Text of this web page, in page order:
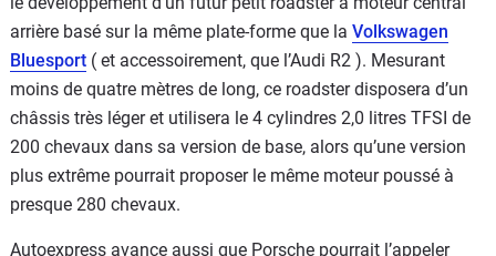
arrière basé sur la même plate-forme que la Volkswagen
Bluesport ( et accessoirement, que l’Audi R2 ). Mesurant
moins de quatre mètres de long, ce roadster disposera d’un
châssis très léger et utilisera le 4 cylindres 2,0 litres TFSI de
200 chevaux dans sa version de base, alors qu’une version
plus extrême pourrait proposer le même moteur poussé à
presque 280 chevaux.
Autoexpress avance aussi que Porsche pourrait l’appeler